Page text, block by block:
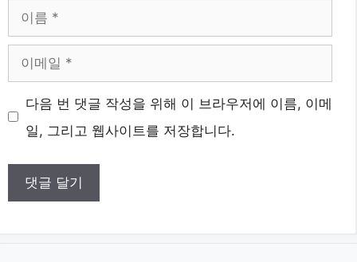
름
메
일 다음 번 댓글 작성을 위해 이 브라우저에 이름, 이메
일, 그리고 웹사이트를 저장합니다.